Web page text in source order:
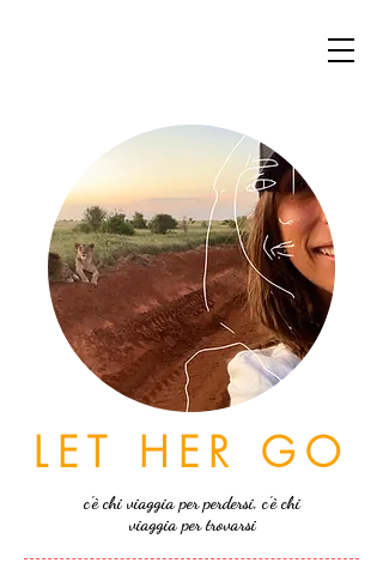
LET HER GO
c'è chi viaggia per perdersi, c'è chi
viaggia per trovarsi